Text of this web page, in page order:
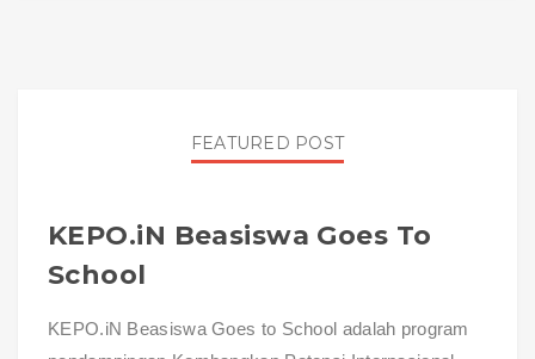
FEATURED POST
KEPO.iN Beasiswa Goes To
School
KEPO.iN Beasiswa Goes to School adalah program